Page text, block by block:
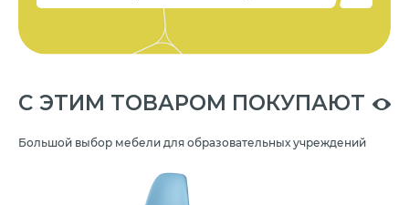
C ЭТИМ ТОВАРОМ ПОКУПАЮТ
Большой выбор мебели для образовательных учреждений